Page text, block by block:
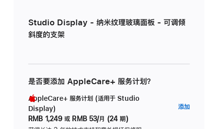
Studio Display - 纳米纹理玻璃面板 - 可调倾
斜度的支架
是否要添加 AppleCare+ 服务计划？
AppleCare+ 服务计划 (适用于 Studio
Display)
RMB 1,249 或 RMB 53/月 (24 期)
添加